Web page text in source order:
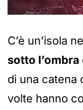
C’è un’isola
sotto
di una catena
volte hanno